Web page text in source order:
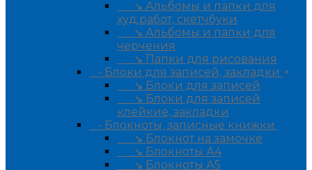
↘ Альбомы и папки для
худ.работ, скетчбуки
↘ Альбомы и папки для
черчения
↘ Папки для рисования
- Блоки для записей, закладки +
↘ Блоки для записей
↘ Блоки для записей
клейкие, закладки
- Блокноты, записные книжки
↘ Блокнот на замочке
↘ Блокноты А4
↘ Блокноты А5